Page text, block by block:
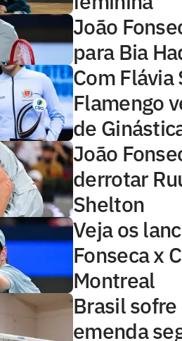
João
para Bia
Com Flávia
Flamengo
de
João
derrotar
Shelton
Veja os
Fonseca x
Montreal
Brasil
emenda